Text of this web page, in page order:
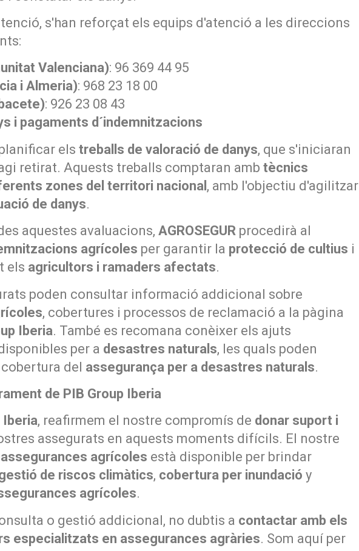
s'han reforçat els equips d'atenció a les direccions
Valenciana): 96 369 44 95
i Almeria): 968 23 18 00
: 926 23 08 43
i pagaments d´indemnitzacions
elstreballs de valoració de danys, que s'iniciaran
retirat. Aquests treballs comptaran ambtècnics
zones del territori nacional , amb l'objectiu d'agilitzar
de danys.
aquestes avaluacions,AGROSEGUR procedirà al
agrícoles per garantir la protecció de cultius i
els agricultors i ramaders afectats.
poden consultar informació addicional sobre
, cobertures i processos de reclamació a la pàgina
Iberia. També es recomana conèixer els ajuts
per a desastres naturals, les quals poden
del assegurança per a desastres naturals.
de PIB Group Iberia
Iberia, reafirmem el nostre compromís de donar suport i
assegurats en aquests moments difícils. El nostre
assegurances agrícoles està disponible per brindar
de riscos climàtics, cobertura per inundació y
agrícoles.
o gestió addicional, no dubtis a contactar amb els
especialitzats en assegurances agràries. Som aquí per